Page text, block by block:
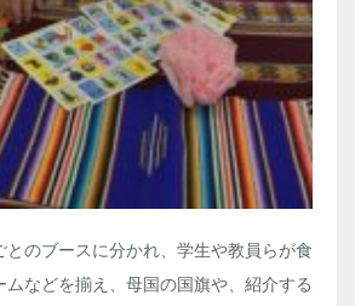
のブースに分かれ、学生や教員らが食
ムなどを揃え、母国の国旗や、紹介する